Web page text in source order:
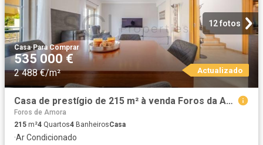
12 fotos
Casa·Para Comprar
535 000 €
2 488 €/m² Actualizado
Casa de prestígio de 215 m² à venda Foros da Amora, Seixal, Setúbal
Foros de Amora
215 m²4 Quartos4 BanheirosCasa
·Ar Condicionado